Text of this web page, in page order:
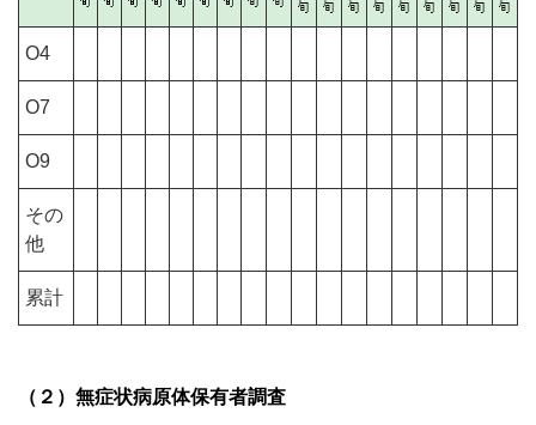
O4
O7
O9
その
他
累計
（２）無症状病原体保有者調査